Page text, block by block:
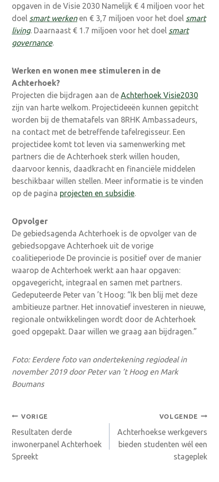
opgaven in de Visie 2030 Namelijk € 4 miljoen voor het
doel smart werkenen € 3,7 miljoen voor het doel smart
living. Daarnaast € 1.7 miljoen voor het doel smart
governance.
Werken en wonen mee stimuleren in de
Achterhoek?
Projecten die bijdragen aan de Achterhoek Visie2030
zijn van harte welkom. Projectideeën kunnen gepitcht
worden bij de thematafels van 8RHK Ambassadeurs,
na contact met de betreffende tafelregisseur. Een
projectidee komt tot leven via samenwerking met
partners die de Achterhoek sterk willen houden,
daarvoor kennis, daadkracht en financiële middelen
beschikbaar willen stellen. Meer informatie is te vinden
op de pagina projecten en subsidie.
Opvolger
De gebiedsagenda Achterhoek is de opvolger van de
gebiedsopgave Achterhoek uit de vorige
coalitieperiode De provincie is positief over de manier
waarop de Achterhoek werkt aan haar opgaven:
opgavegericht, integraal en samen met partners.
Gedeputeerde Peter van ’t Hoog: “Ik ben blij met deze
ambitieuze partner. Het innovatief investeren in nieuwe,
regionale ontwikkelingen wordt door de Achterhoek
goed opgepakt. Daar willen we graag aan bijdragen.”
Foto: Eerdere foto van ondertekening regiodeal in
november 2019 door Peter van ’t Hoog en Mark
Boumans
Bericht
navigatie
VORIGE
Resultaten derde
inwonerpanel Achterhoek
Spreekt
VOLGENDE
Achterhoekse werkgevers
bieden studenten wél een
stageplek